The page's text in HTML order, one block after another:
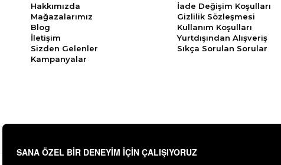
Hakkımızda
Mağazalarımız
Blog
İletişim
Sizden Gelenler
Kampanyalar
İade Değişim Koşulları
Gizlilik Sözleşmesi
Kullanım Koşulları
Yurtdışından Alışveriş
Sıkça Sorulan Sorular